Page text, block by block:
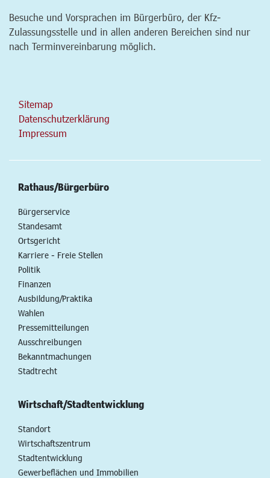
Besuche und Vorsprachen im Bürgerbüro, der Kfz-
Zulassungsstelle und in allen anderen Bereichen sind nur
nach Terminvereinbarung möglich.
Sitemap
Datenschutzerklärung
Impressum
Rathaus/Bürgerbüro
Bürgerservice
Standesamt
Ortsgericht
Karriere - Freie Stellen
Politik
Finanzen
Ausbildung/Praktika
Wahlen
Pressemitteilungen
Ausschreibungen
Bekanntmachungen
Stadtrecht
Wirtschaft/Stadtentwicklung
Standort
Wirtschaftszentrum
Stadtentwicklung
Gewerbeflächen und Immobilien